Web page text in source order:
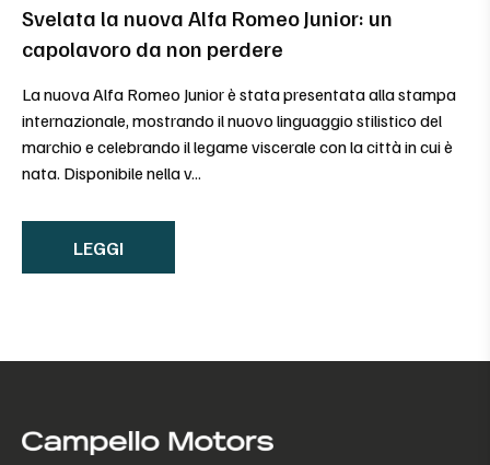
Svelata la nuova Alfa Romeo Junior: un
capolavoro da non perdere
La nuova Alfa Romeo Junior è stata presentata alla stampa
internazionale, mostrando il nuovo linguaggio stilistico del
marchio e celebrando il legame viscerale con la città in cui è
nata. Disponibile nella v...
LEGGI